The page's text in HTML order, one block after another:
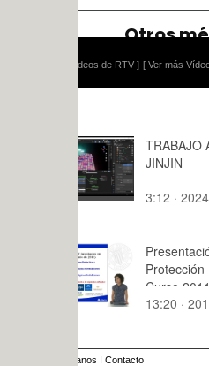
[ Ver más Vídeos didácticos ]
TRABAJO AGM - XIN
JINJIN
3:12 · 2024
Presentación Títulos
Protección Radiológica
Curso 2011/2012
13:20 · 2015